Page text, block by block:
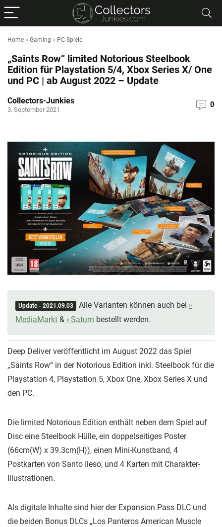
Home » Gaming » PC Spiele
„Saints Row“ limited Notorious Steelbook
Edition für Playstation 5/4, Xbox Series X/ One
und PC | ab August 2022 – Update
Collectors-Junkies
3. September 2021
0
Update - 2021.09.03
Alle Varianten können auch bei
MediaMarkt & Saturn bestellt werden.
Deep Deliver veröffentlicht im August 2022 das Spiel
„Saints Row“ in der Notorious Edition inkl. Steelbook für die
Playstation 4, Playstation 5, Xbox One, Xbox Series X und
den PC.
Die limited Notorious Edition enthält neben dem Spiel auf
Disc eine Steelbook Hülle, ein doppelseitiges Poster
(66cm(W) x 39.3cm(H)), einen Mini-Kunstband, 4
Postkarten von Santo Ileso, und 4 Karten mit Charakter-
Illustrationen.
Als digitale Inhalte sind hier der Expansion Pass DLC und
die beiden Bonus DLCs „Los Panteros American Muscle